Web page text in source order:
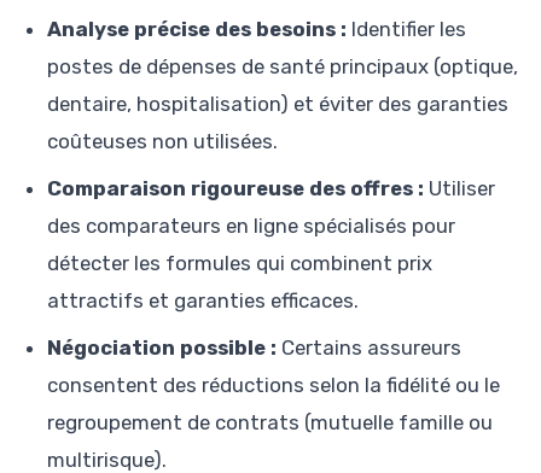
Analyse précise des besoins : Identifier les
postes de dépenses de santé principaux (optique,
dentaire, hospitalisation) et éviter des garanties
coûteuses non utilisées.
Comparaison rigoureuse des offres : Utiliser
des comparateurs en ligne spécialisés pour
détecter les formules qui combinent prix
attractifs et garanties efficaces.
Négociation possible : Certains assureurs
consentent des réductions selon la fidélité ou le
regroupement de contrats (mutuelle famille ou
multirisque).